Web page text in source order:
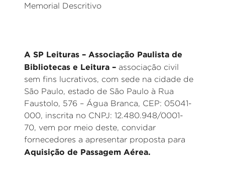
Memorial Descritivo
A SP Leituras – Associação Paulista de
Bibliotecas e Leitura – associação civil
sem fins lucrativos, com sede na cidade de
São Paulo, estado de São Paulo à Rua
Faustolo, 576 – Água Branca, CEP: 05041-
000, inscrita no CNPJ: 12.480.948/0001-
70, vem por meio deste, convidar
fornecedores a apresentar proposta para
Aquisição de Passagem Aérea.